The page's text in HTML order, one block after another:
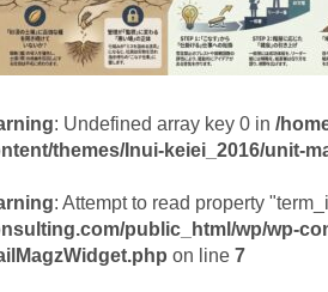
: Undefined array key 0 in /
themes/Inui-keiei_2016/unit-
: Attempt to read property
public_html/wp/wp-
on line 7